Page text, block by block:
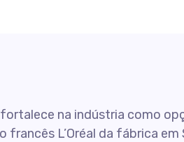
na indústria como
L’Oréal da fábrica em